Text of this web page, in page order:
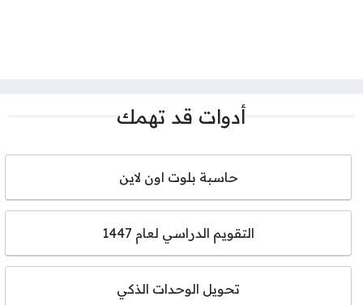
أدوات قد تهمك
حاسبة بلوت اون لاين
التقويم الدراسي لعام 1447
تحويل الوحدات الذكي